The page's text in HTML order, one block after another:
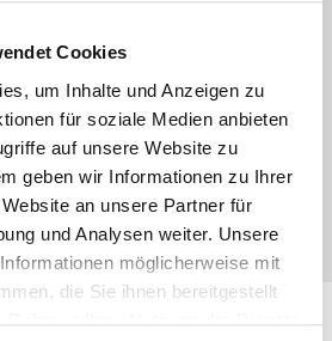
Cookies
um Inhalte und Anzeigen zu
für soziale Medien anbieten
auf unsere Website zu
geben wir Informationen zu Ihrer
an unsere Partner für
und Analysen weiter. Unsere
möglicherweise mit
die Sie ihnen bereitgestellt
Rahmen Ihrer Nutzung der Dienste
jederzeit für die Zukunft per E-Mail
widerrufen. *
Absenden